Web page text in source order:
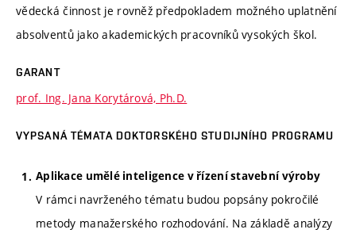
vědecká činnost je rovněž předpokladem možného uplatnění
absolventů jako akademických pracovníků vysokých škol.
GARANT
prof. Ing. Jana Korytárová, Ph.D.
VYPSANÁ TÉMATA DOKTORSKÉHO STUDIJNÍHO PROGRAMU
Aplikace umělé inteligence v řízení stavební výroby
V rámci navrženého tématu budou popsány pokročilé
metody manažerského rozhodování. Na základě analýzy